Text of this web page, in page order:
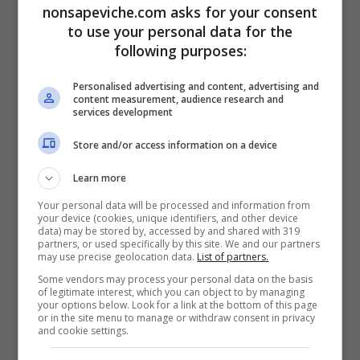
25 gr di semi di Cardo mariano
2 Tisana depurativa con effetto diuretico
in infusione 10 minuti)
25 gr di foglie Carciofo
20 gr di radice Tarassaco
15 gr di fiori e foglie di Malva
25 gr di semi di Finocchio
15 gr di foglie di Menta
3 Tisana depurativa e digestiva (bollire per 2
minuti – tempo di riposo in infusione 10 minuti)
10 gr di Curcuma in polvere
20 gr di Meliloto
30 di fiori e foglie di Malva
nonsapeviche.com asks for your consent
to use your personal data for the
following purposes:
Personalised advertising and content, advertising and
content measurement, audience research and
services development
Store and/or access information on a device
Learn more
Your personal data will be processed and information from
your device (cookies, unique identifiers, and other device
data) may be stored by, accessed by and shared with 319
partners, or used specifically by this site. We and our partners
may use precise geolocation data. List of partners.
Some vendors may process your personal data on the basis
of legitimate interest, which you can object to by managing
your options below. Look for a link at the bottom of this page
or in the site menu to manage or withdraw consent in privacy
and cookie settings.